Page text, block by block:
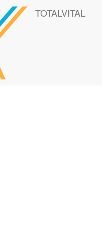
nám pomôžu získať to
TOTALVITAL